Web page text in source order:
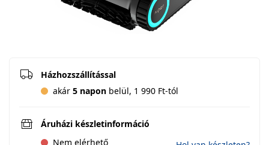
Házhozszállítással
akár 5 napon belül, 1 990 Ft-tól
Áruházi készletinformáció
Nem elérhető